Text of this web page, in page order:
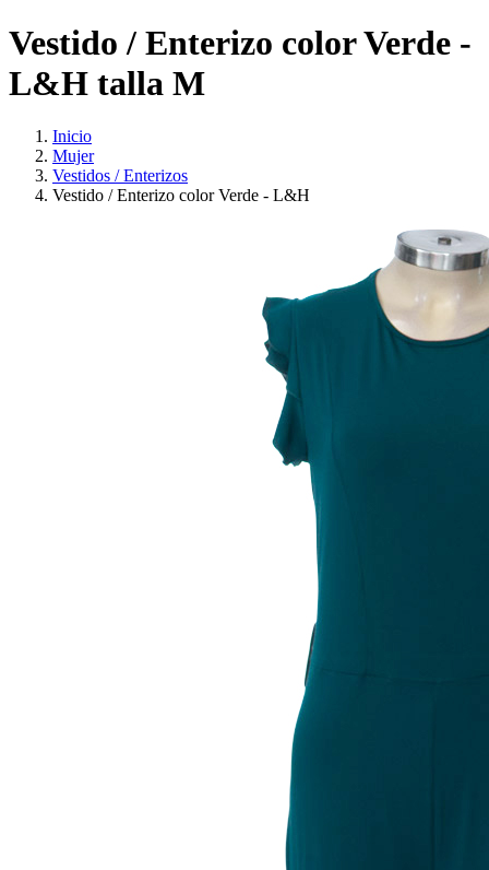
Vestido / Enterizo color Verde -
L&H talla M
Inicio
Mujer
Vestidos / Enterizos
Vestido / Enterizo color Verde - L&H